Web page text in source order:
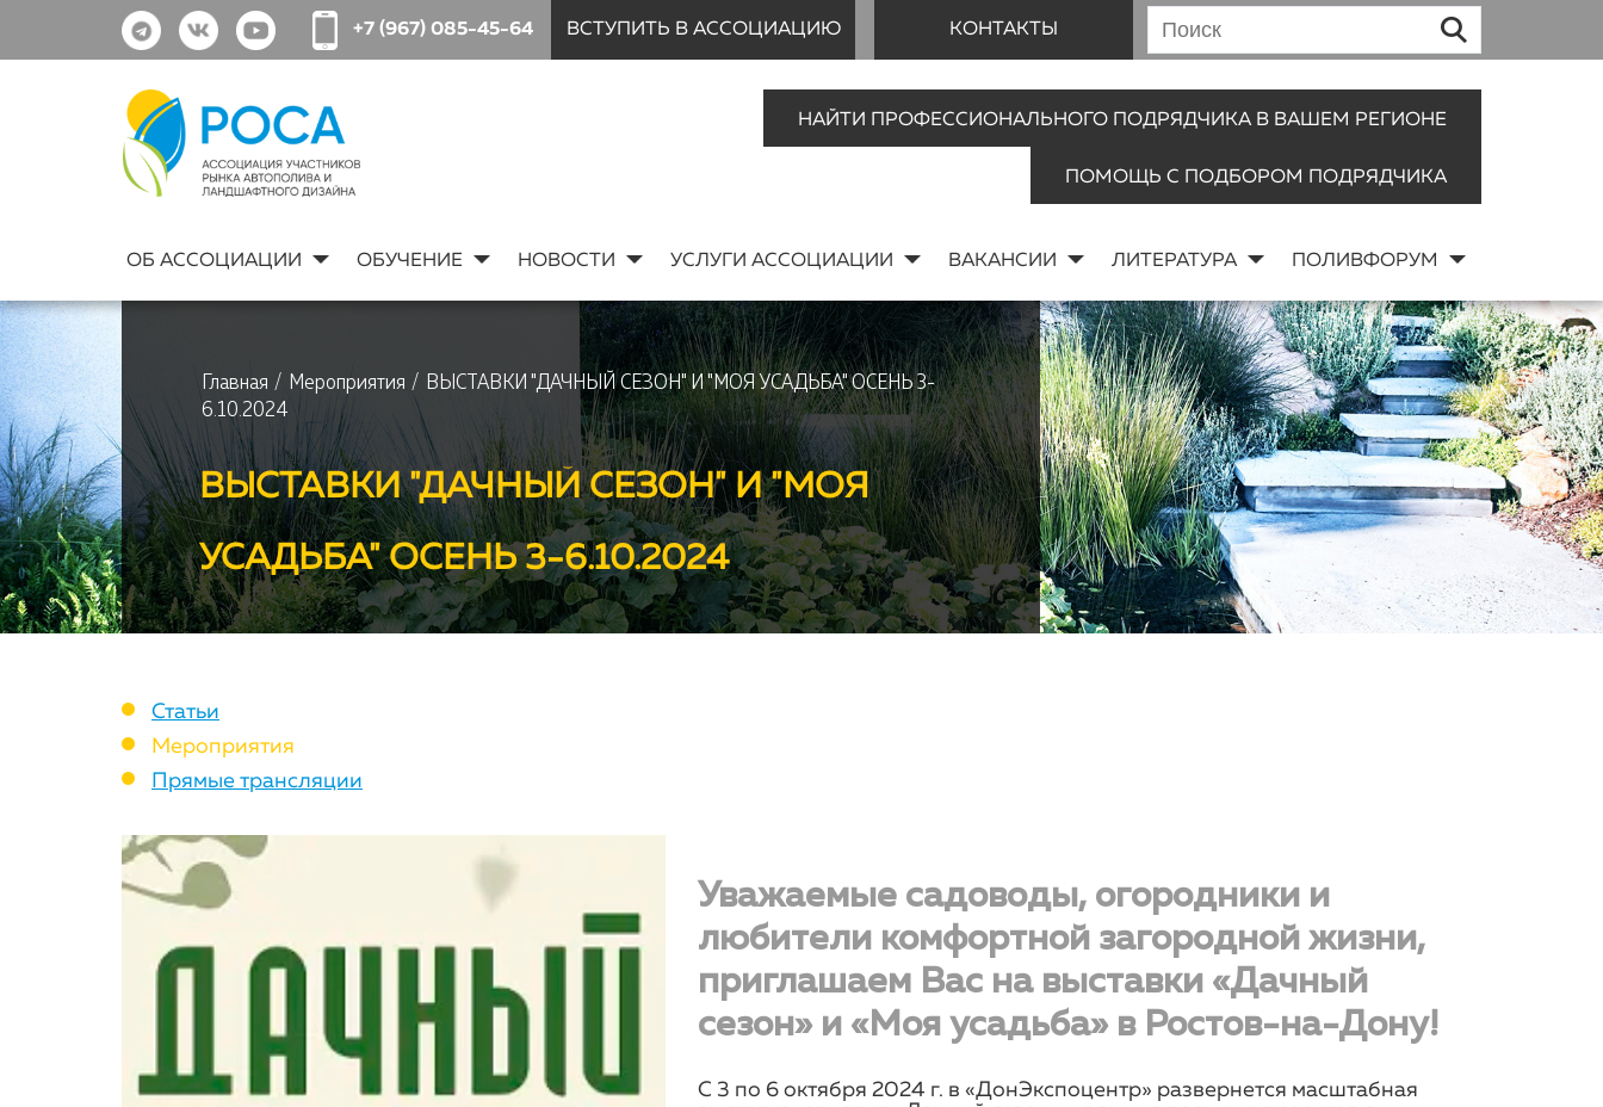
+7 (967) 085-45-64 ВСТУПИТЬ В АССОЦИАЦИЮ КОНТАКТЫ
НАЙТИ ПРОФЕССИОНАЛЬНОГО ПОДРЯДЧИКА В ВАШЕМ РЕГИОНЕ
ПОМОЩЬ С ПОДБОРОМ ПОДРЯДЧИКА
ОБ АССОЦИАЦИИ ОБУЧЕНИЕ НОВОСТИ УСЛУГИ АССОЦИАЦИИ ВАКАНСИИ ЛИТЕРАТУРА ПОЛИВФОРУМ
Главная / Мероприятия / ВЫСТАВКИ "ДАЧНЫЙ СЕЗОН" И "МОЯ УСАДЬБА" ОСЕНЬ 3-
6.10.2024
ВЫСТАВКИ "ДАЧНЫЙ СЕЗОН" И "МОЯ
УСАДЬБА" ОСЕНЬ 3-6.10.2024
Статьи
Мероприятия
Прямые трансляции
Уважаемые садоводы, огородники и
любители комфортной загородной жизни,
приглашаем Вас на выставки «Дачный
сезон» и «Моя усадьба» в Ростов-на-Дону!
С 3 по 6 октября 2024 г. в «ДонЭкспоцентр» развернется масштабная